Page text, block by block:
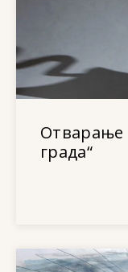
Отварање
града“